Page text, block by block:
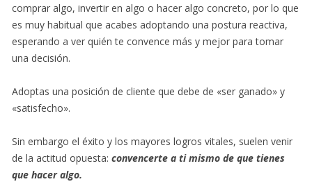
comprar algo, invertir en algo o hacer algo concreto, por lo que
es muy habitual que acabes adoptando una postura reactiva,
esperando a ver quién te convence más y mejor para tomar
una decisión.
Adoptas una posición de cliente que debe de «ser ganado» y
«satisfecho».
Sin embargo el éxito y los mayores logros vitales, suelen venir
de la actitud opuesta: convencerte a ti mismo de que tienes
que hacer algo.